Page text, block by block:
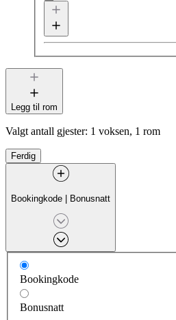
Legg til rom
Valgt antall gjester: 1 voksen, 1 rom
Ferdig
Bookingkode | Bonusnatt
Bookingkode
Bonusnatt